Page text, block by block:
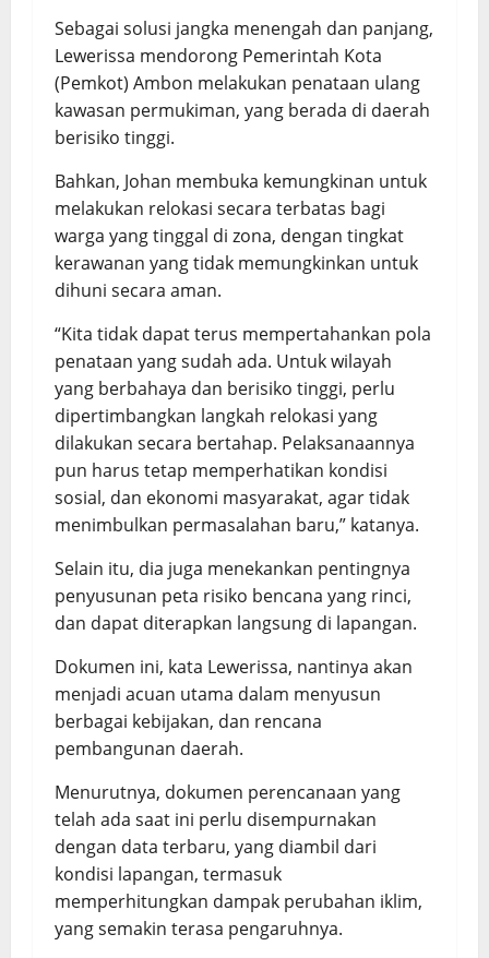
Sebagai solusi jangka menengah dan panjang,
Lewerissa mendorong Pemerintah Kota
(Pemkot) Ambon melakukan penataan ulang
kawasan permukiman, yang berada di daerah
berisiko tinggi.
Bahkan, Johan membuka kemungkinan untuk
melakukan relokasi secara terbatas bagi
warga yang tinggal di zona, dengan tingkat
kerawanan yang tidak memungkinkan untuk
dihuni secara aman.
“Kita tidak dapat terus mempertahankan pola
penataan yang sudah ada. Untuk wilayah
yang berbahaya dan berisiko tinggi, perlu
dipertimbangkan langkah relokasi yang
dilakukan secara bertahap. Pelaksanaannya
pun harus tetap memperhatikan kondisi
sosial, dan ekonomi masyarakat, agar tidak
menimbulkan permasalahan baru,” katanya.
Selain itu, dia juga menekankan pentingnya
penyusunan peta risiko bencana yang rinci,
dan dapat diterapkan langsung di lapangan.
Dokumen ini, kata Lewerissa, nantinya akan
menjadi acuan utama dalam menyusun
berbagai kebijakan, dan rencana
pembangunan daerah.
Menurutnya, dokumen perencanaan yang
telah ada saat ini perlu disempurnakan
dengan data terbaru, yang diambil dari
kondisi lapangan, termasuk
memperhitungkan dampak perubahan iklim,
yang semakin terasa pengaruhnya.